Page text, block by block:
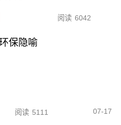
阅读 6042
保隐喻
阅读 5111 07-17